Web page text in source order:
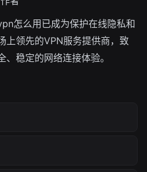
怎么用已成为保护在线隐私和
上领先的VPN服务提供商，致
稳定的网络连接体验。